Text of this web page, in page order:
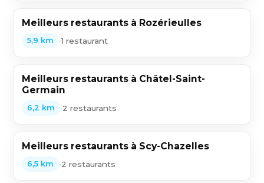
Meilleurs restaurants à Rozérieulles
5,9 km •1 restaurant
Meilleurs restaurants à Châtel-Saint-
Germain
6,2 km •2 restaurants
Meilleurs restaurants à Scy-Chazelles
6,5 km •2 restaurants